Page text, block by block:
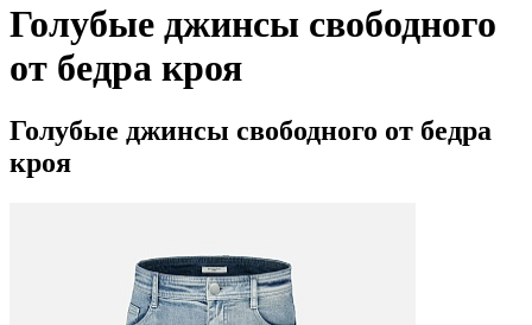
Голубые джинсы свободного
от бедра кроя
Голубые джинсы свободного от бедра
кроя